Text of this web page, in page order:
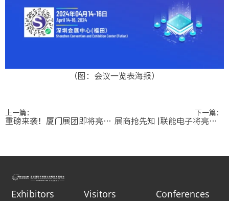
（图：会议一览表海报）
上一篇：
重磅来袭！厦门展团即将亮相Sensor shenzhen
下一篇：
展商抢先知 |联能电子将亮相Sensor Shenzhen 2024
Exhibitors Visitors Conferences